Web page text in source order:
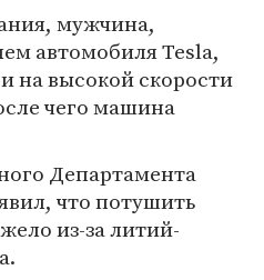
мужчина,
автомобиля Tesla,
на высокой скорости
чего машина
Департамента
что потушить
из-за литий-